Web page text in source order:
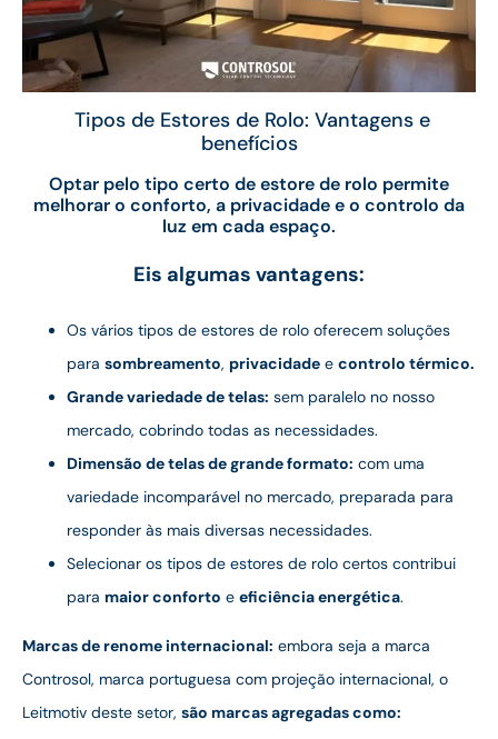
Tipos de Estores de Rolo: Vantagens e
benefícios
Optar pelo tipo certo de estore de rolo permite
melhorar o conforto, a privacidade e o controlo da
luz em cada espaço.
Eis algumas vantagens:
Os vários tipos de estores de rolo oferecem soluções
para sombreamento, privacidade e controlo térmico.
Grande variedade de telas: sem paralelo no nosso
mercado, cobrindo todas as necessidades.
Dimensão de telas de grande formato: com uma
variedade incomparável no mercado, preparada para
responder às mais diversas necessidades.
Selecionar os tipos de estores de rolo certos contribui
para maior conforto e eficiência energética.
Marcas de renome internacional: embora seja a marca
Controsol, marca portuguesa com projeção internacional, o
Leitmotiv deste setor, são marcas agregadas como: